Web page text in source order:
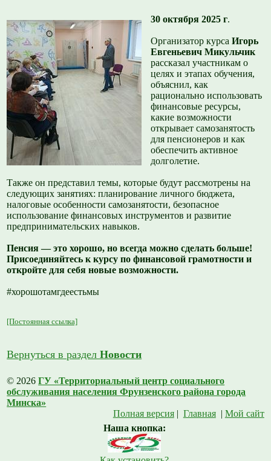
30 октября 2025 г.
Организатор курсаИгорь
Евгеньевич Микульчик
рассказал участникам о
целях и этапах обучения,
объяснил, как
рационально использовать
финансовые ресурсы,
какие возможности
открывает самозанятость
для пенсионеров и как
обеспечить активное
долголетие.
Также он представил темы, которые будут рассмотрены на
следующих занятиях: планирование личного бюджета,
налоговые особенности самозанятости, безопасное
использование финансовых инструментов и развитие
предпринимательских навыков.
Пенсия — это хорошо, но всегда можно сделать больше!
Присоединяйтесь к курсу по финансовой грамотности и
откройте для себя новые возможности.
#хорошотамгдеестьмы
[Постоянная ссылка]
Вернуться в разделНовости
© 2026ГУ «Территориальный центр социального
обслуживания населения Фрунзенского района города
Минска»
Полная версия| Главная| Мой сайт
Наша кнопка: